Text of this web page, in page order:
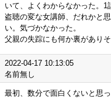
いて、よくわからなかった。1
盗聴の変な女講師、だれかと
い。気づかなかった。
父親の失踪にも何か裏がありそ
2022-04-17 10:13:05
名前無し
最初、数分で面白くないと思